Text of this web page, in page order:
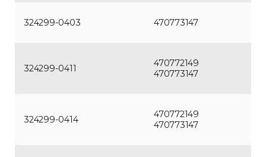
324299-0403 470773147
324299-0411
470772149
470773147
324299-0414
470772149
470773147